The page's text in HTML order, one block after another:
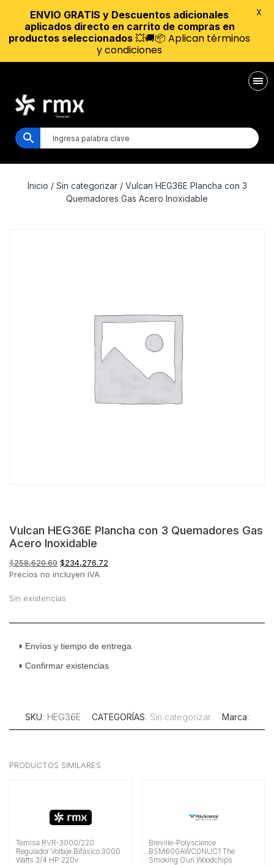
Inicio / Sin categorizar/ Vulcan HEG36E Plancha con 3
Quemadores Gas Acero Inoxidable
Vulcan HEG36E Plancha con 3 Quemadores Gas
Acero Inoxidable
$258,620.69 El
precio
era:
$234,276.72
Precios no incluyen IVA
Sin existencias
Envíos y tiempo de entrega
Confirmar existencias
SKU: HEG36E CATEGORÍAS: Sin categorizar Marca:
PRODUCTOS SIMILARES
Temisa RVR-3000/220
Regulador Voltaje Bifásico 3000
Watts 3/4 HP 220v
Breville-Polyscience
BSM600AWC0NUC1 The
Smoking Gun Woodchips
ENVIO GRATIS y Descuentos adicionales
aplicados directo en carrito de compras en
productos seleccionados 💥🚚📦 Aplican términos
y condiciones
X